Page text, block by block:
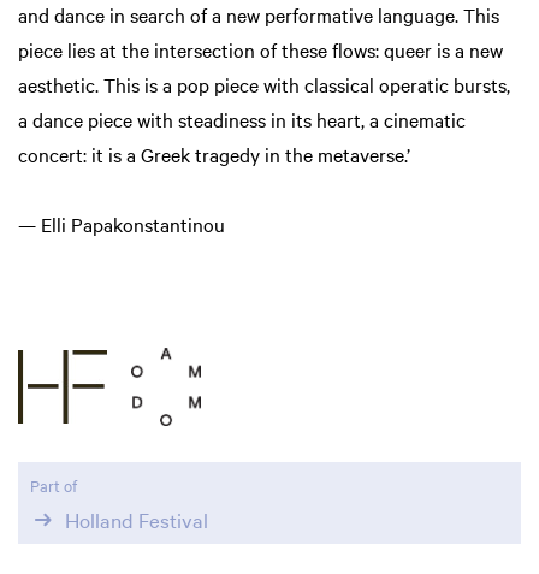
and dance in search of a new performative language. This
piece lies at the intersection of these flows: queer is a new
aesthetic. This is a pop piece with classical operatic bursts,
a dance piece with steadiness in its heart, a cinematic
concert: it is a Greek tragedy in the metaverse.’
— Elli Papakonstantinou
Part of
Holland Festival